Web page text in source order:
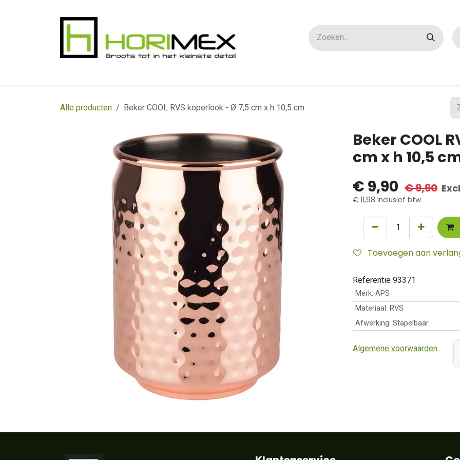
Alle producten Beker COOL RVS koperlook - Ø 7,5 cm x h 10,5 cm
Beker COOL
cm x h 10,5
€ 9,90 €9,90
€ 11,98 Inclusief btw
Toevoegen aan
Referentie 93371
Merk: APS
Materiaal : RVS
Afwerking: Stapelbaar
Algemene voorwaarden